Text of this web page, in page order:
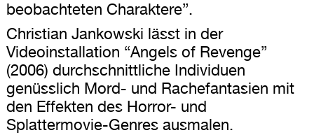
beobachteten Charaktere”.
Christian Jankowski lässt in der
Videoinstallation “Angels of Revenge”
(2006) durchschnittliche Individuen
genüsslich Mord- und Rachefantasien mit
den Effekten des Horror- und
Splattermovie-Genres ausmalen.